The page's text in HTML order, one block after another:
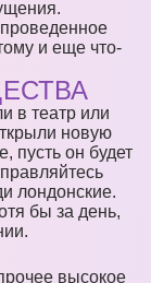
и еще что-
в театр или
новую
пусть он будет
лондонские.
бы за день,
высокое